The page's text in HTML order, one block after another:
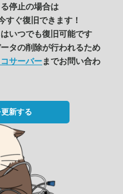
停止の場合は
すぐ復旧できます！
いつでも復旧可能です
タの削除が行われるため
サーバーまでお問い合わ
新する